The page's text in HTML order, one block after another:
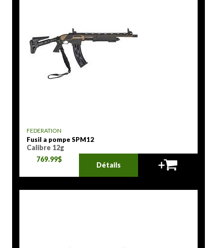
FEDERATION
Fusil a pompe SPM12
Calibre 12g
769.99$
Détails